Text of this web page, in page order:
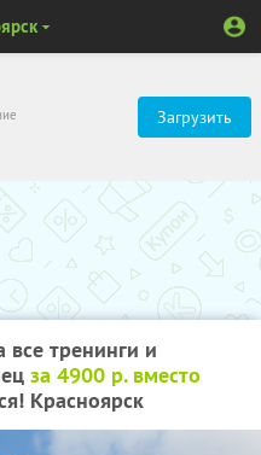
Загрузить
тренинги и
за 4900 р. вместо
Красноярск